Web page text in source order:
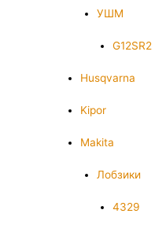
УШМ
G12SR2
Husqvarna
Kipor
Makita
Лобзики
4329